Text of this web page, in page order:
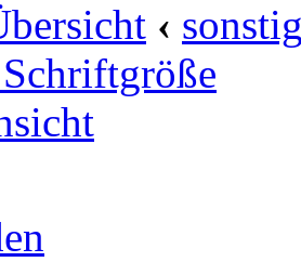
‹